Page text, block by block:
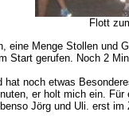
Flott zum
Menge Stollen
gerufen. Noch 2
noch etwas
er holt mich ein.
Jörg und Uli. erst im